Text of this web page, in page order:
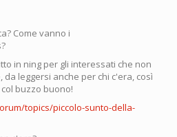
Come vanno i
in ning per gli interessati che non
leggersi anche per chi c'era, così
buzzo buono!
topics/piccolo-sunto-della-